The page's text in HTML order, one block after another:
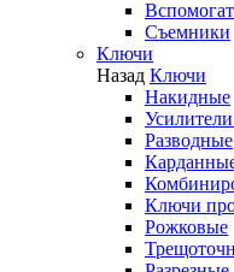
Съемники
Ключи
Назад Ключи
Накидные
Разводные
Ключи
Рожковые